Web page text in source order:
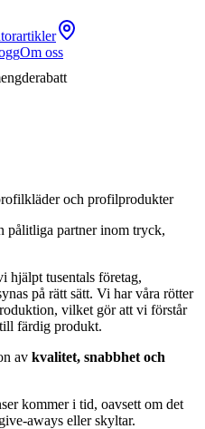
Om oss
och profilprodukter
pålitliga partner inom tryck,
hjälpt tusentals företag,
på rätt sätt. Vi har våra rötter
vilket gör att vi förstår
färdig produkt.
av kvalitet, snabbhet och
kommer i tid, oavsett om det
aways eller skyltar.